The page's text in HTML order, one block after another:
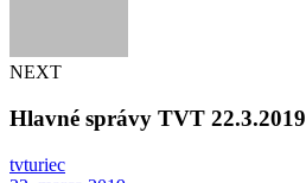
NEXT
Hlavné správy TVT 22.3.2019
tvturiec